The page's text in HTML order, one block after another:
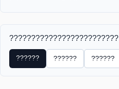
?????????????????????????
?????? ?????? ??????